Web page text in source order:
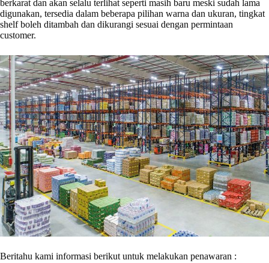
berkarat dan akan selalu terlihat seperti masih baru meski sudah lama
digunakan, tersedia dalam beberapa pilihan warna dan ukuran, tingkat
shelf boleh ditambah dan dikurangi sesuai dengan permintaan
customer.
Beritahu kami informasi berikut untuk melakukan penawaran :